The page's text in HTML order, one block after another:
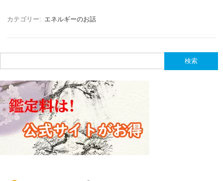
カテゴリー: エネルギーのお話
索: